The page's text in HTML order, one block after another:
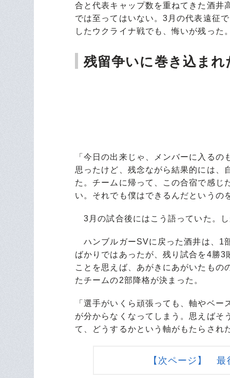
合と代表キャップ数を重ねてきた酒井
では至ってはいない。3月の代表遠征
したウクライナ戦でも、悔いが残った
残留争いに巻き込ま
「今日の出来じゃ、メンバーに入る
思ったけど、残念ながら結果的には、
た。チームに帰って、この合宿で感じ
い。それでも僕はできるんだというの
3月の試合後にはこう語っていた。
ハンブルガーSVに戻った酒井は、1
ばかりではあったが、残り試合を4勝
ことを思えば、あがきにあがいたもの
たチームの2部降格が決まった。
「選手がいくら頑張っても、軸やベ
が分からなくなってしまう。思えばそ
て、どうするかという軸がもたらされ
【次ページ】 最